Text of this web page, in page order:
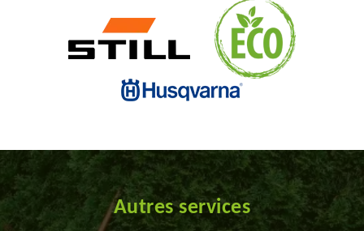
Autres services